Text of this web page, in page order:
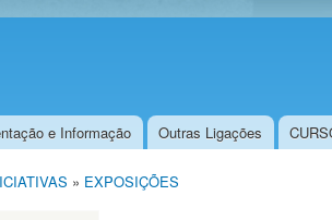
e Informação Outras Ligações
» EXPOSIÇÕES